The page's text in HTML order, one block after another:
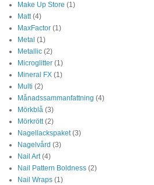
Make Up Store (1)
Matt (4)
MaxFactor (1)
Metal (1)
Metallic (2)
Microglitter (1)
Mineral FX (1)
Multi (2)
Månadssammanfattning (4)
Mörkblå (3)
Mörkrött (2)
Nagellackspaket (3)
Nagelvård (3)
Nail Art (4)
Nail Pattern Boldness (2)
Nail Wraps (1)